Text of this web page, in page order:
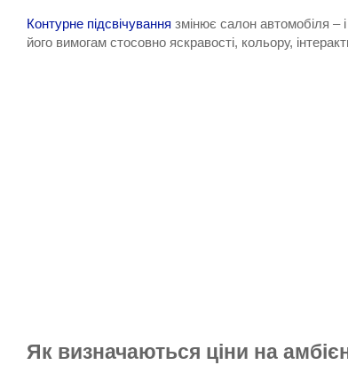
Контурне підсвічування змінює салон автомобіля –
його вимогам стосовно яскравості, кольору,
Як визначаються ціни на